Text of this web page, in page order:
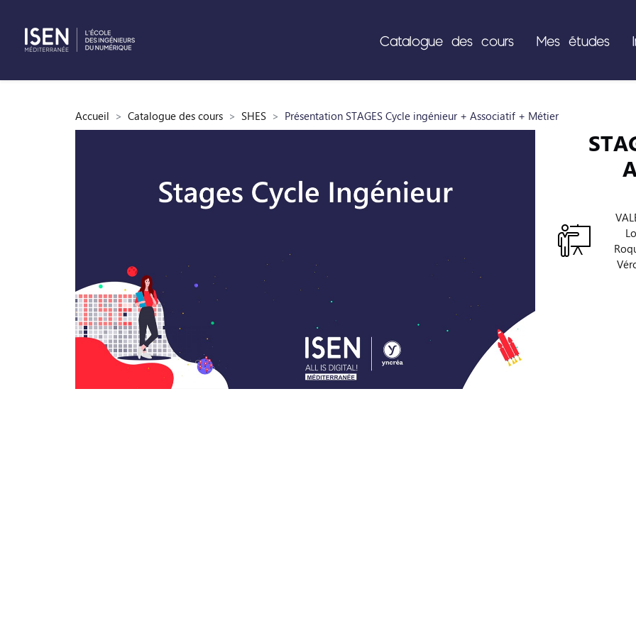
Catalogue des cours Mes études
Accueil
Catalogue des cours SHES Présentation STAGES Cycle ingénieur + Associatif + Métier